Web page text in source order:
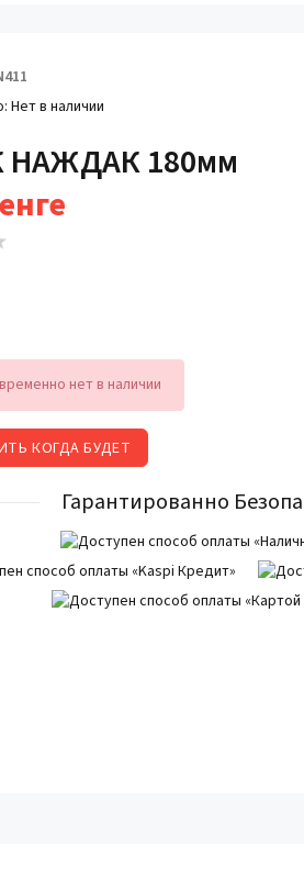
Нет в наличии
НАЖДАК 180мм
нет в наличии
КОГДА БУДЕТ
Гарантированно